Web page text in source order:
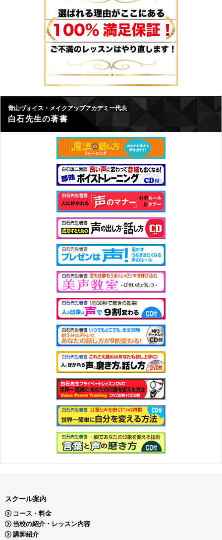
青山ヴォイス・メイクアップアカデミー代表
白石先生の著書
スクール案内
コース・料金
当校の紹介・レッスン内容
講師紹介